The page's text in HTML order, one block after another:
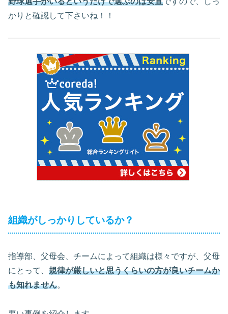
かりと確認して下さいね！！
組織がしっかりしているか？
指導部、父母会、チームによって組織は様々ですが、父母
にとって、 規律が厳しいと思うくらいの方が良いチームか
も知れません。